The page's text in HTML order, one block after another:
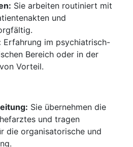
Sie arbeiten routiniert mit
und
Erfahrung im psychiatrisch-
Bereich oder in der
Vorteil.
Sie übernehmen die
und tragen
die organisatorische und